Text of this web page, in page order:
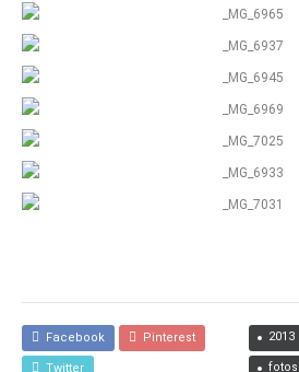
Facebook Pinterest
Twitter
2013
fotos